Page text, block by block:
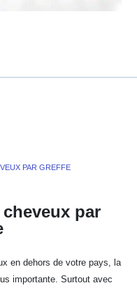
PAR GREFFE
par
en dehors de votre pays, la
importante. Surtout avec